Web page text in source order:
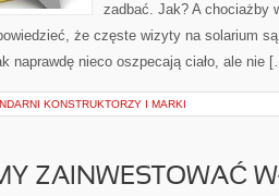
zadbać. Jak? A chociażby
że częste wizyty na solarium
naprawdę nieco oszpecają ciało, ale nie
KONSTRUKTORZY I MARKI
ZAINWESTOWAĆ